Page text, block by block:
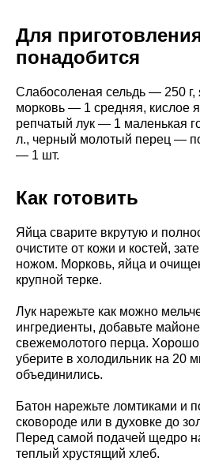
Для
понадобится
Слабосоленая сельдь — 250
морковь — 1 средняя, кислое
репчатый лук — 1 маленькая
л., черный молотый перец — по
— 1 шт.
Как готовить
Яйца сварите вкрутую и
очистите от кожи и костей,
ножом. Морковь, яйца и
крупной терке.
Лук нарежьте как можно
ингредиенты, добавьте
свежемолотого перца.
уберите в холодильник на 20
объединились.
Батон нарежьте ломтиками и
сковороде или в духовке до
Перед самой подачей щедро
теплый хрустящий хлеб.